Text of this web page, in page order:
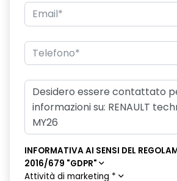
SHAPE
frecce di direzione
freno di stazionamento elettrico con
indicatore cambio marcia
keyless entry
limitatore di velocità a 180 km/h
INFORMATIVA AI SENSI DEL
2016/679 "GDPR"
Attività di marketing *